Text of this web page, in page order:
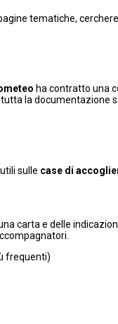
tematiche,
ha contratto una
la documentazione
sulle case di
carta e delle
frequenti)